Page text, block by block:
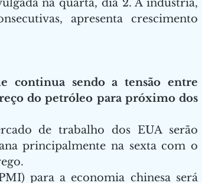
na quarta, dia 2. A indústria,
apresenta crescimento
continua sendo a tensão entre
do petróleo para próximo dos
de trabalho dos EUA serão
para a economia chinesa será